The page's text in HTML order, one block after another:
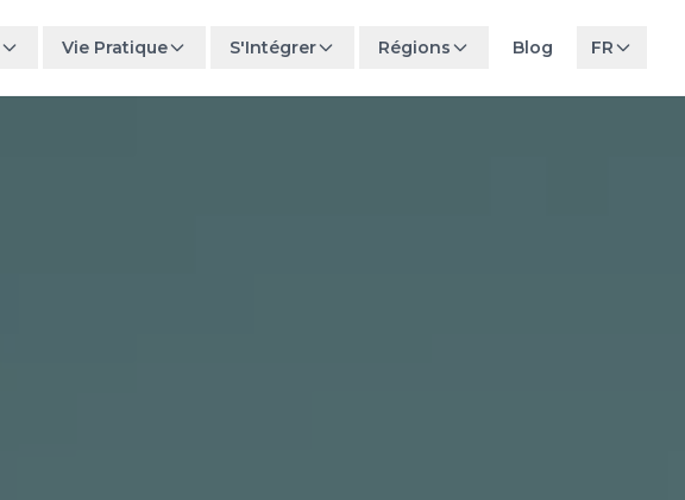
Vie Pratique S'Intégrer Régions Blog FR